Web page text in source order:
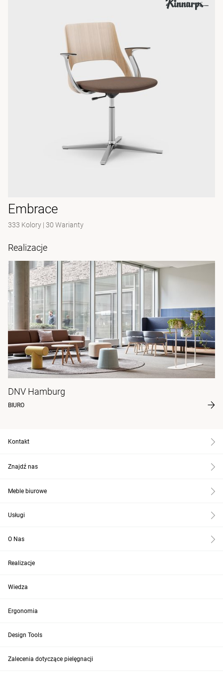
Embrace
333 Kolory | 30 Warianty
Realizacje
DNV Hamburg
BIURO
Kontakt
Znajdź nas
Meble biurowe
Usługi
O Nas
Realizacje
Wiedza
Ergonomia
Design Tools
Zalecenia dotyczące pielęgnacji